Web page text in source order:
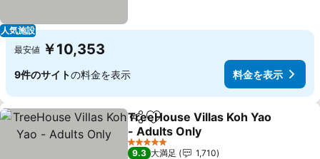
人気施設
最安値 ￥10,353
9件のサイトの料金を表示 料金を表示
シェアお気に入りに追加
TreeHouse Villas Koh Yao
- Adults Only
料金を表示
5 ホテルのランク
9.3 大満足
1,710